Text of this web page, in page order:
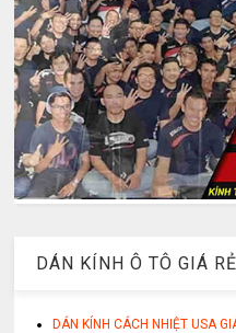
DÁN KÍNH Ô TÔ GIÁ
DÁN KÍNH CÁCH NHIỆT USA